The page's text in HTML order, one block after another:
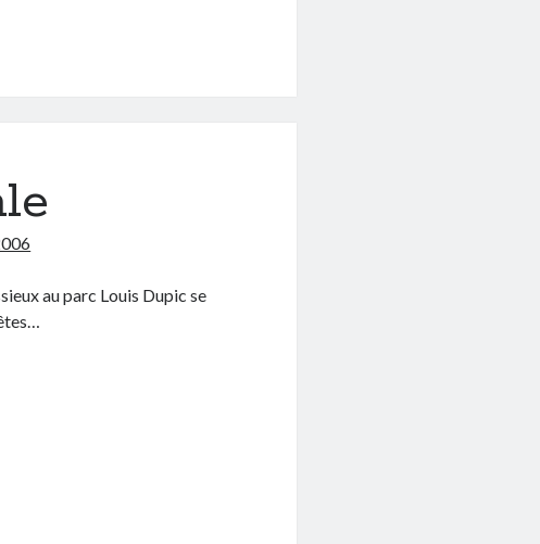
au parc Louis Dupic se